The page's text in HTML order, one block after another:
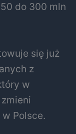
do 300 mln
się już
z
w
Polsce.